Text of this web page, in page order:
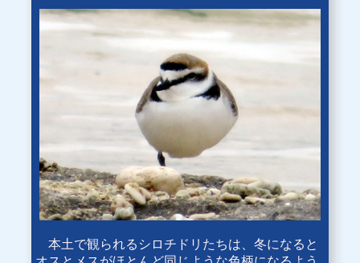
本土で観られるシロチドリたちは、冬になると